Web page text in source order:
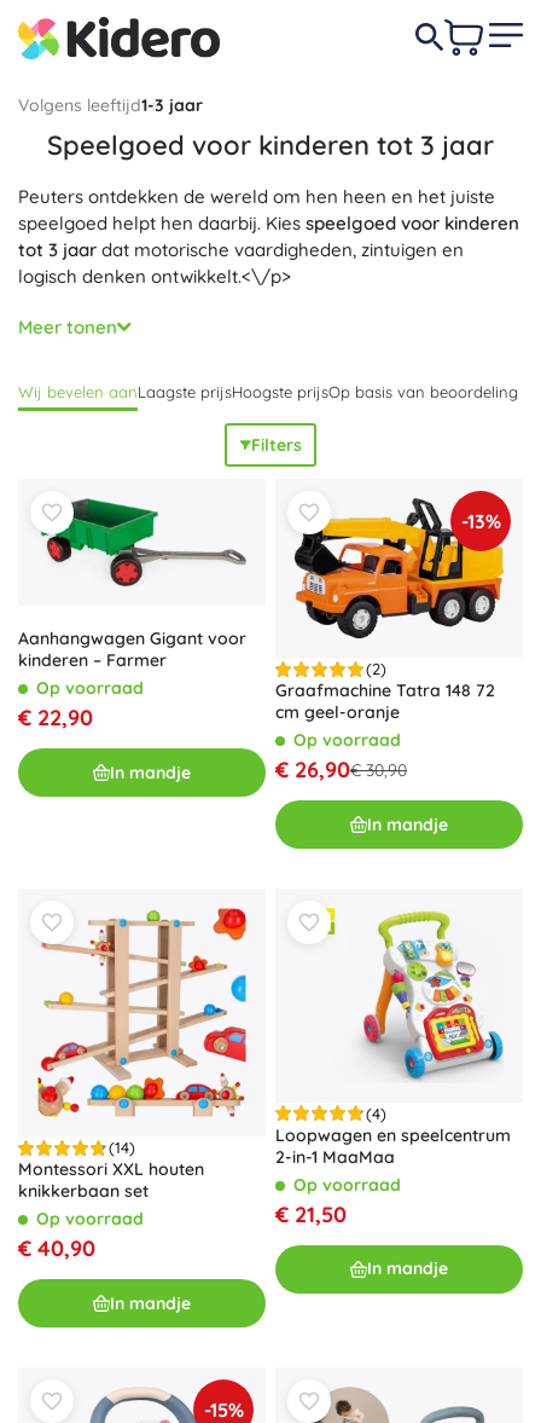
Volgens leeftijd1-3 jaar
Speelgoed voor kinderen tot 3 jaar
Peuters ontdekken de wereld om hen heen en het juiste
speelgoed helpt hen daarbij. Kies speelgoed voor kinderen
tot 3 jaar dat motorische vaardigheden, zintuigen en
logisch denken ontwikkelt.<\/p>
Wij bieden kwalitatieve
knuffels en andere producten
Meer tonen
Wij bevelen aanLaagste prijsHoogste prijsOp basis van beoordeling
Filters
Aanhangwagen Gigant voor
kinderen – Farmer
Op voorraad
€ 22,90
In mandje
-13%
(2)
Graafmachine Tatra 148 72
cm geel-oranje
Op voorraad
€ 26,90€ 30,90
In mandje
(14)
Montessori XXL houten
knikkerbaan set
Op voorraad
€ 40,90
In mandje
(4)
Loopwagen en speelcentrum
2-in-1 MaaMaa
Op voorraad
€ 21,50
In mandje
-15%